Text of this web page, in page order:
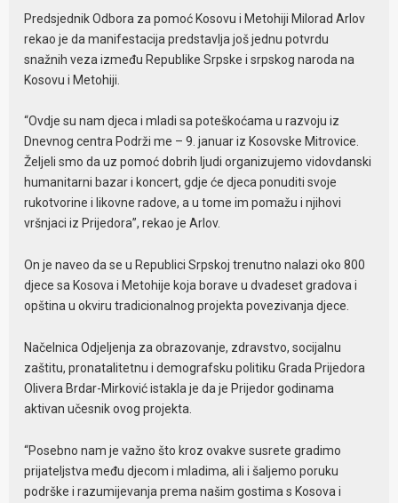
Predsjednik Odbora za pomoć Kosovu i Metohiji Milorad Arlov
rekao je da manifestacija predstavlja još jednu potvrdu
snažnih veza između Republike Srpske i srpskog naroda na
Kosovu i Metohiji.
“Ovdje su nam djeca i mladi sa poteškoćama u razvoju iz
Dnevnog centra Podrži me – 9. januar iz Kosovske Mitrovice.
Željeli smo da uz pomoć dobrih ljudi organizujemo vidovdanski
humanitarni bazar i koncert, gdje će djeca ponuditi svoje
rukotvorine i likovne radove, a u tome im pomažu i njihovi
vršnjaci iz Prijedora”, rekao je Arlov.
On je naveo da se u Republici Srpskoj trenutno nalazi oko 800
djece sa Kosova i Metohije koja borave u dvadeset gradova i
opština u okviru tradicionalnog projekta povezivanja djece.
Načelnica Odjeljenja za obrazovanje, zdravstvo, socijalnu
zaštitu, pronatalitetnu i demografsku politiku Grada Prijedora
Olivera Brdar-Mirković istakla je da je Prijedor godinama
aktivan učesnik ovog projekta.
“Posebno nam je važno što kroz ovakve susrete gradimo
prijateljstva među djecom i mladima, ali i šaljemo poruku
podrške i razumijevanja prema našim gostima s Kosova i